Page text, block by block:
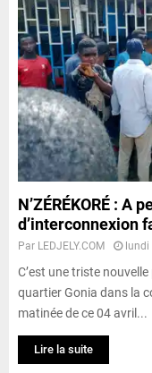
N’ZÉRÉKORÉ : A
d’interconnexion
Par LEDJELY.COM
C’est une triste
quartier Gonia dans la
matinée de ce 04 avril...
Lire la suite